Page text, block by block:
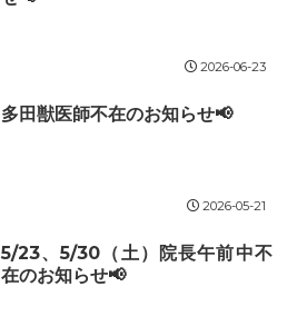
2026-06-23
多田獣医師不在のお知らせ📢
2026-05-21
5/23、5/30（土）院長午前中不
在のお知らせ📢